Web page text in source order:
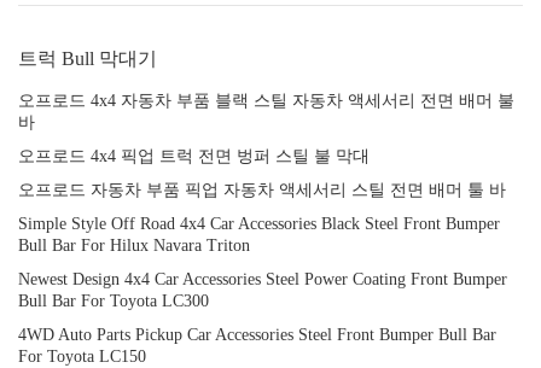
트럭 Bull 막대기
오프로드 4x4 자동차 부품 블랙 스틸 자동차 액세서리 전면 배머 불
바
오프로드 4x4 픽업 트럭 전면 벙퍼 스틸 불 막대
오프로드 자동차 부품 픽업 자동차 액세서리 스틸 전면 배머 툴 바
Simple Style Off Road 4x4 Car Accessories Black Steel Front Bumper
Bull Bar For Hilux Navara Triton
Newest Design 4x4 Car Accessories Steel Power Coating Front Bumper
Bull Bar For Toyota LC300
4WD Auto Parts Pickup Car Accessories Steel Front Bumper Bull Bar
For Toyota LC150